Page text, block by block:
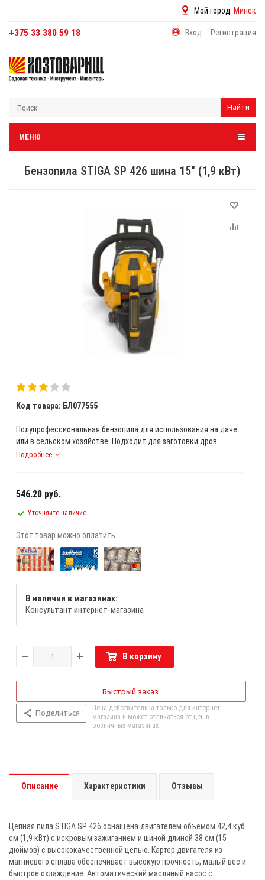
Мой город: Минск
+375 33 380 59 18 Вход Регистрация
Найти
МЕНЮ
Бензопила STIGA SP 426 шина 15" (1,9 кВт)
Код товара: БЛ077555
Полупрофессиональная бензопила для использования на даче
или в сельском хозяйстве. Подходит для заготовки дров...
Подробнее
546.20 руб.
Уточняйте наличие
Этот товар можно оплатить
В наличии в магазинах:
Консультант интернет-магазина
В корзину
Быстрый заказ
Поделиться
Цена действительна только для интернет-
магазина и может отличаться от цен в
розничных магазинах
Описание Характеристики Отзывы
Цепная пила STIGA SP 426 оснащена двигателем объемом 42,4 куб.
см (1,9 кВт) с искровым зажиганием и шиной длиной 38 см (15
дюймов) с высококачественной цепью. Картер двигателя из
магниевого сплава обеспечивает высокую прочность, малый вес и
быстрое охлаждение. Автоматический масляный насос с